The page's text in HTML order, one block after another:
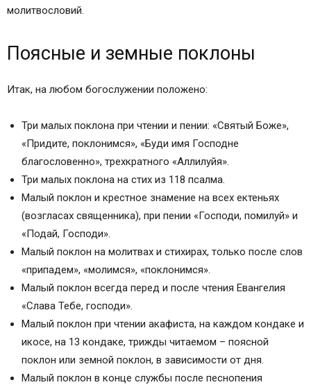
молитвословий.
Поясные и земные поклоны
Итак, на любом богослужении положено:
Три малых поклона при чтении и пении: «Святый Боже»,
«Придите, поклонимся», «Буди имя Господне
благословенно», трехкратного «Аллилуйя».
Три малых поклона на стих из 118 псалма.
Малый поклон и крестное знамение на всех ектеньях
(возгласах священника), при пении «Господи, помилуй» и
«Подай, Господи».
Малый поклон на молитвах и стихирах, только после слов
«припадем», «молимся», «поклонимся».
Малый поклон всегда перед и после чтения Евангелия
«Слава Тебе, господи».
Малый поклон при чтении акафиста, на каждом кондаке и
икосе, на 13 кондаке, трижды читаемом – поясной
поклон или земной поклон, в зависимости от дня.
Малый поклон в конце службы после песнопения